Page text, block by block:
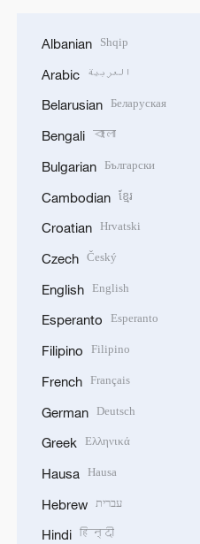
Albanian Shqip
Arabic العربية
Belarusian Беларуская
Bengali বাংলা
Bulgarian Български
Cambodian ខ្មែរ
Croatian Hrvatski
Czech Český
English English
Esperanto Esperanto
Filipino Filipino
French Français
German Deutsch
Greek Ελληνικά
Hausa Hausa
Hebrew עברית
Hindi हिन्दी